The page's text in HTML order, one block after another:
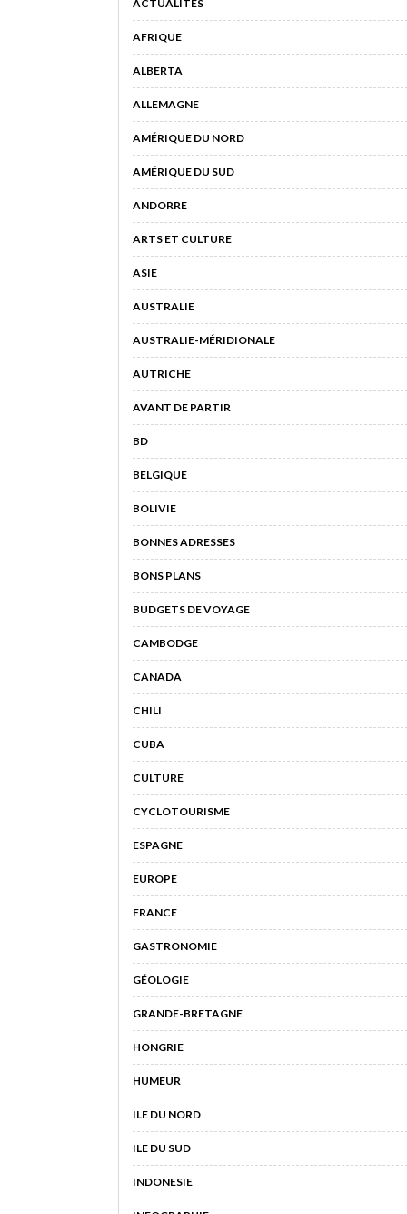
ACTUALITÉS
AFRIQUE
ALBERTA
ALLEMAGNE
AMÉRIQUE DU NORD
AMÉRIQUE DU SUD
ANDORRE
ARTS ET CULTURE
ASIE
AUSTRALIE
AUSTRALIE-MÉRIDIONALE
AUTRICHE
AVANT DE PARTIR
BD
BELGIQUE
BOLIVIE
BONNES ADRESSES
BONS PLANS
BUDGETS DE VOYAGE
CAMBODGE
CANADA
CHILI
CUBA
CULTURE
CYCLOTOURISME
ESPAGNE
EUROPE
FRANCE
GASTRONOMIE
GÉOLOGIE
GRANDE-BRETAGNE
HONGRIE
HUMEUR
ILE DU NORD
ILE DU SUD
INDONESIE